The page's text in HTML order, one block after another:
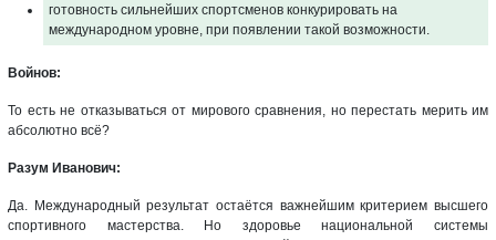
готовность сильнейших спортсменов конкурировать на
международном уровне, при появлении такой возможности.
Войнов:
То есть не отказываться от мирового сравнения, но перестать мерить им
абсолютно всё?
Разум Иванович:
Да. Международный результат остаётся важнейшим критерием высшего
спортивного мастерства. Но здоровье национальной системы